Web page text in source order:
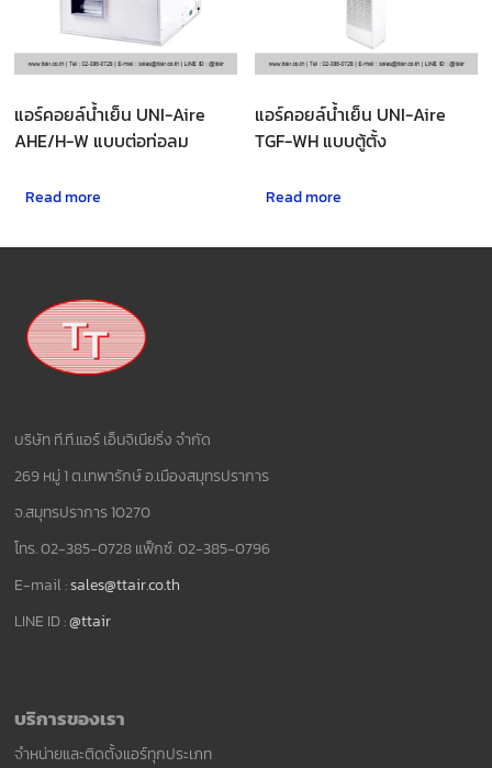
แอร์คอยล์น้ำเย็น UNI-Aire
AHE/H-W แบบต่อท่อลม
Read more
แอร์คอยล์น้ำเย็น UNI-Aire
TGF-WH แบบตู้ตั้ง
Read more
บริษัท ที.ที.แอร์ เอ็นจิเนียริ่ง จำกัด
269 หมู่ 1 ต.เทพารักษ์ อ.เมืองสมุทรปราการ
จ.สมุทรปราการ 10270
โทร. 02-385-0728 แฟ็กซ์. 02-385-0796
E-mail :sales@ttair.co.th
LINE ID :@ttair
บริการของเรา
จำหน่ายและติดตั้งแอร์ทุกประเภท